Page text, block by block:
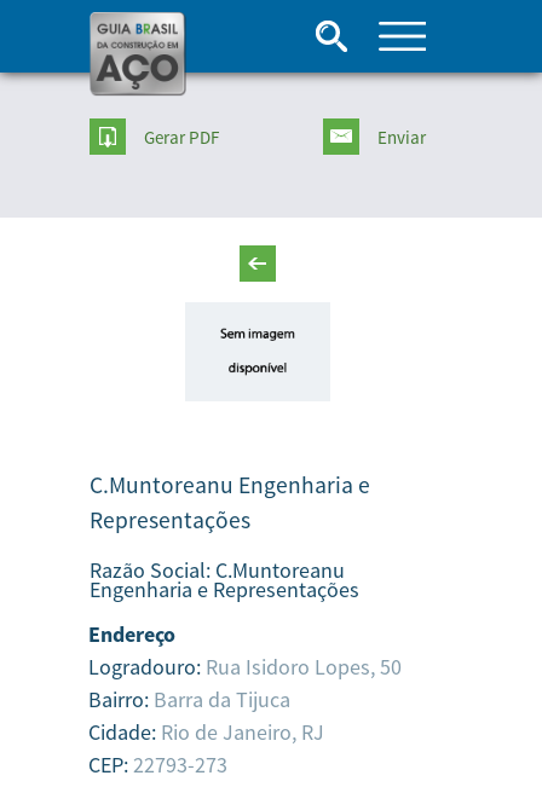
Gerar PDF Enviar
C.Muntoreanu Engenharia e
Representações
Razão Social: C.Muntoreanu
Engenharia e Representações
Endereço
Logradouro: Rua Isidoro Lopes, 50
Bairro: Barra da Tijuca
Cidade: Rio de Janeiro, RJ
CEP:22793-273